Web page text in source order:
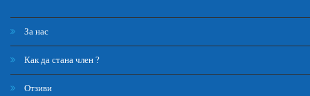
За нас
Как да стана член ?
Отзиви